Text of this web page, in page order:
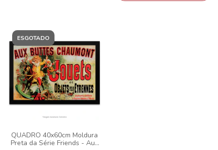
ESGOTADO
QUADRO 40x60cm Moldura
Preta da Série Friends - Aux